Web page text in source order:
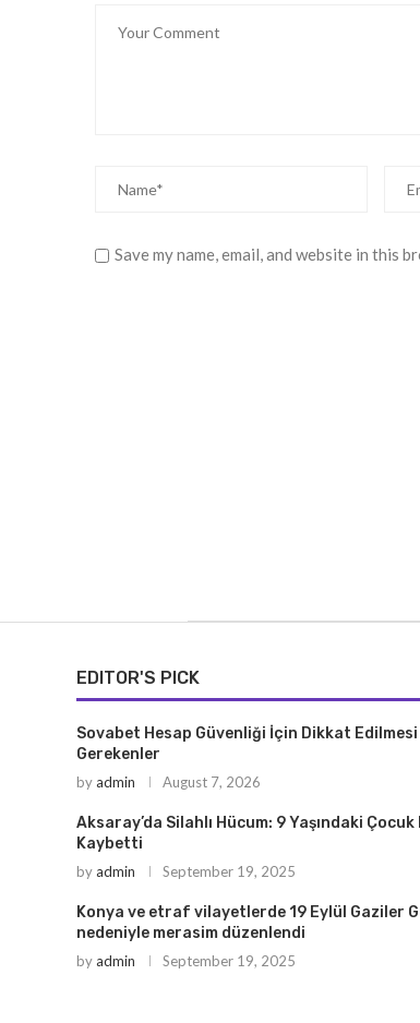
Save my name, email, and website in this
EDITOR'S PICK
Sovabet Hesap Güvenliği İçin Dikkat Edilmesi
Gerekenler
byadmin August 7, 2026
Aksaray’da Silahlı Hücum: 9 Yaşındaki Çocuk
Kaybetti
byadmin September 19, 2025
Konya ve etraf vilayetlerde 19 Eylül Gaziler
nedeniyle merasim düzenlendi
byadmin September 19, 2025